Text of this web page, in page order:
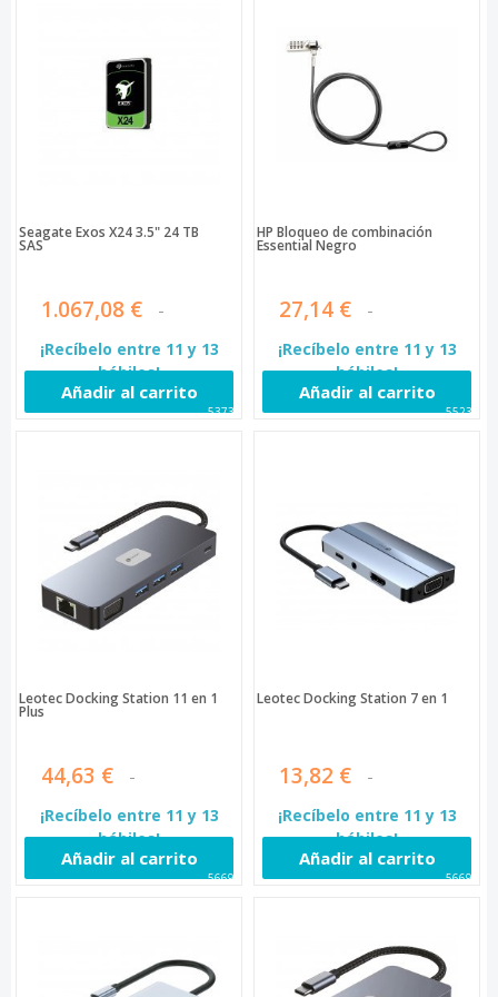
Seagate Exos X24 3.5" 24 TB
SAS
1.067,08 €
¡Recíbelo entre 11 y 13
hábiles!
Añadir al carrito
53730
HP Bloqueo de combinación
Essential Negro
27,14 €
¡Recíbelo entre 11 y 13
hábiles!
Añadir al carrito
55236
Leotec Docking Station 11 en 1
Plus
44,63 €
¡Recíbelo entre 11 y 13
hábiles!
Añadir al carrito
56690
Leotec Docking Station 7 en 1
13,82 €
¡Recíbelo entre 11 y 13
hábiles!
Añadir al carrito
56692